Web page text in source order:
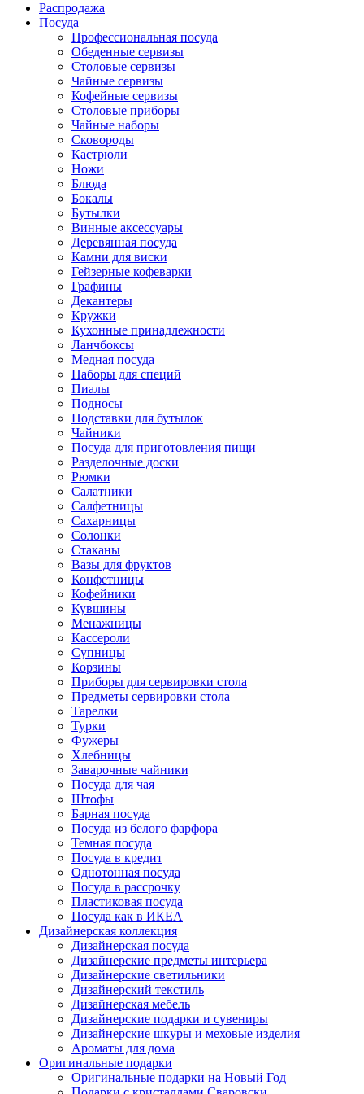
Распродажа
Посуда
Профессиональная посуда
Обеденные сервизы
Столовые сервизы
Чайные сервизы
Кофейные сервизы
Столовые приборы
Чайные наборы
Сковороды
Кастрюли
Ножи
Блюда
Бокалы
Бутылки
Винные аксессуары
Деревянная посуда
Камни для виски
Гейзерные кофеварки
Графины
Декантеры
Кружки
Кухонные принадлежности
Ланчбоксы
Медная посуда
Наборы для специй
Пиалы
Подносы
Подставки для бутылок
Чайники
Посуда для приготовления пищи
Разделочные доски
Рюмки
Салатники
Салфетницы
Сахарницы
Солонки
Стаканы
Вазы для фруктов
Конфетницы
Кофейники
Кувшины
Менажницы
Кассероли
Супницы
Корзины
Приборы для сервировки стола
Предметы сервировки стола
Тарелки
Турки
Фужеры
Хлебницы
Заварочные чайники
Посуда для чая
Штофы
Барная посуда
Посуда из белого фарфора
Темная посуда
Посуда в кредит
Однотонная посуда
Посуда в рассрочку
Пластиковая посуда
Посуда как в ИКЕА
Дизайнерская коллекция
Дизайнерская посуда
Дизайнерские предметы интерьера
Дизайнерские светильники
Дизайнерский текстиль
Дизайнерская мебель
Дизайнерские подарки и сувениры
Дизайнерские шкуры и меховые изделия
Ароматы для дома
Оригинальные подарки
Оригинальные подарки на Новый Год